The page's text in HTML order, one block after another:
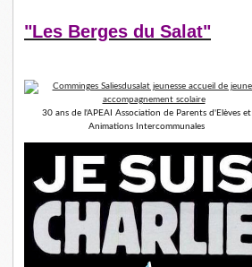
"Les Berges du Salat"
30 ans de l'APEAI Association de Parents d'Elèves et
Animations Intercommunales